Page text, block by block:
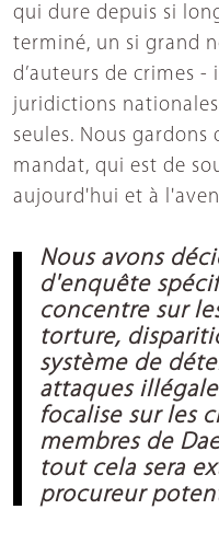
qui dure depuis si
terminé, un si grand
d’auteurs de crimes -
juridictions
seules. Nous
mandat, qui est de
aujourd'hui et à
Nous avons
d'enquête
concentre sur
torture,
système de
attaques
focalise sur les
membres de
tout cela sera
procureur